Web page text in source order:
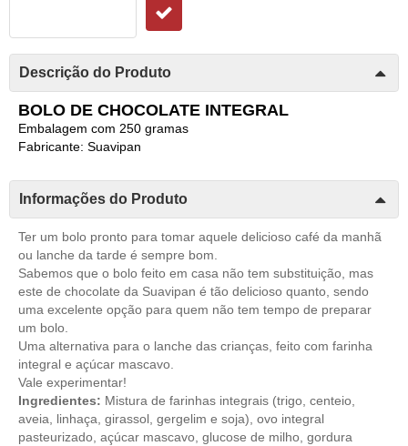
Descrição do Produto
BOLO DE CHOCOLATE INTEGRAL
Embalagem com 250 gramas
Fabricante: Suavipan
Informações do Produto
Ter um bolo pronto para tomar aquele delicioso café da manhã
ou lanche da tarde é sempre bom.
Sabemos que o bolo feito em casa não tem substituição, mas
este de chocolate da Suavipan é tão delicioso quanto, sendo
uma excelente opção para quem não tem tempo de preparar
um bolo.
Uma alternativa para o lanche das crianças, feito com farinha
integral e açúcar mascavo.
Vale experimentar!
Ingredientes: Mistura de farinhas integrais (trigo, centeio,
aveia, linhaça, girassol, gergelim e soja), ovo integral
pasteurizado, açúcar mascavo, glucose de milho, gordura